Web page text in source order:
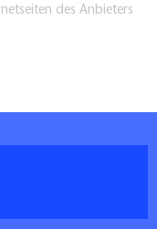
des Anbieters